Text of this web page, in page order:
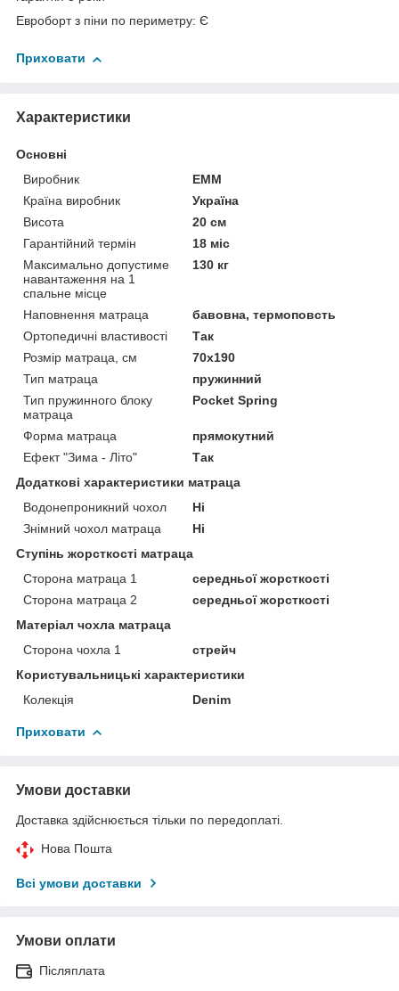
Евроборт з піни по периметру: Є
Приховати
Характеристики
Основні
Виробник
ЕММ
Країна виробник
Україна
Висота
20 см
Гарантійний термін
18 міс
Максимально допустиме
навантаження на 1
спальне місце
130 кг
Наповнення матраца
бавовна, термоповсть
Ортопедичні властивості
Так
Розмір матраца, см
70х190
Тип матраца
пружинний
Тип пружинного блоку
матраца
Pocket Spring
Форма матраца
прямокутний
Ефект "Зима - Літо"
Так
Додаткові характеристики матраца
Водонепроникний чохол
Ні
Знімний чохол матраца
Ні
Ступінь жорсткості матраца
Сторона матраца 1
середньої жорсткості
Сторона матраца 2
середньої жорсткості
Матеріал чохла матраца
Сторона чохла 1
стрейч
Користувальницькі характеристики
Колекція
Denim
Приховати
Умови доставки
Доставка здійснюється тільки по передоплаті.
Нова Пошта
Всі умови доставки
Умови оплати
Післяплата